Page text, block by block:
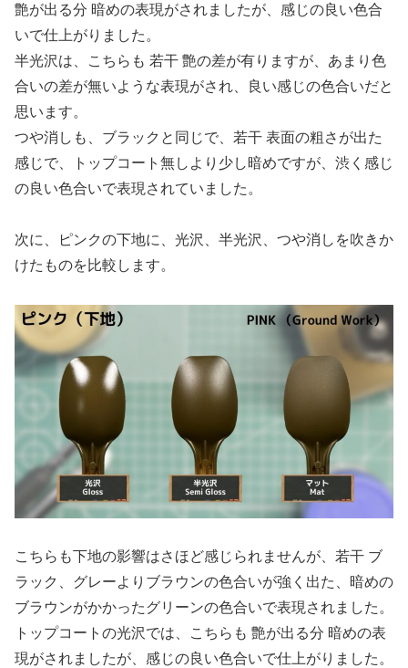
艶が出る分 暗めの表現がされましたが、感じの良い色合
いで仕上がりました。
半光沢は、こちらも 若干 艶の差が有りますが、あまり色
合いの差が無いような表現がされ、良い感じの色合いだと
思います。
つや消しも、ブラックと同じで、若干 表面の粗さが出た
感じで、トップコート無しより少し暗めですが、渋く感じ
の良い色合いで表現されていました。
次に、ピンクの下地に、光沢、半光沢、つや消しを吹きか
けたものを比較します。
こちらも下地の影響はさほど感じられませんが、若干 ブ
ラック、グレーよりブラウンの色合いが強く出た、暗めの
ブラウンがかかったグリーンの色合いで表現されました。
トップコートの光沢では、こちらも 艶が出る分 暗めの表
現がされましたが、感じの良い色合いで仕上がりました。